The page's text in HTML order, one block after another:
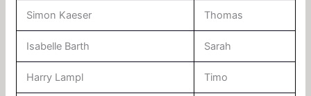
Simon Kaeser Thomas
Isabelle Barth Sarah
Harry Lampl Timo